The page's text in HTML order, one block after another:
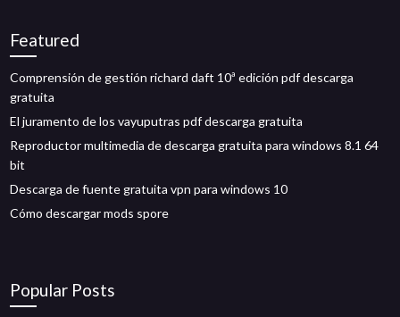
Featured
Comprensión de gestión richard daft 10ª edición pdf descarga
gratuita
El juramento de los vayuputras pdf descarga gratuita
Reproductor multimedia de descarga gratuita para windows 8.1 64
bit
Descarga de fuente gratuita vpn para windows 10
Cómo descargar mods spore
Popular Posts